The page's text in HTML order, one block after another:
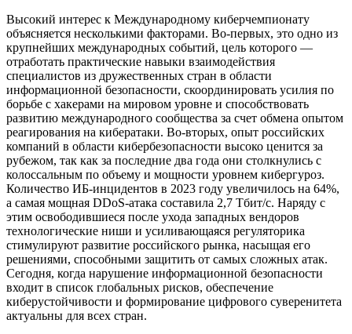
Высокий интерес к Международному киберчемпионату
объясняется несколькими факторами. Во-первых, это одно из
крупнейших международных событий, цель которого —
отработать практические навыки взаимодействия
специалистов из дружественных стран в области
информационной безопасности, скоординировать усилия по
борьбе с хакерами на мировом уровне и способствовать
развитию международного сообщества за счет обмена опытом
реагирования на кибератаки. Во-вторых, опыт российских
компаний в области кибербезопасности высоко ценится за
рубежом, так как за последние два года они столкнулись с
колоссальным по объему и мощности уровнем кибергуроз.
Количество ИБ-инцидентов в 2023 году увеличилось на 64%,
а самая мощная DDoS-атака составила 2,7 Тбит/с. Наряду с
этим освободившиеся после ухода западных вендоров
технологические ниши и усиливающаяся регуляторика
стимулируют развитие российского рынка, насыщая его
решениями, способными защитить от самых сложных атак.
Сегодня, когда нарушение информационной безопасности
входит в список глобальных рисков, обеспечение
киберустойчивости и формирование цифрового суверенитета
актуальны для всех стран.